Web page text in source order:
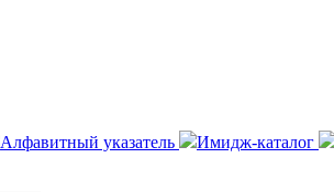
Алфавитный указатель Имидж-каталог